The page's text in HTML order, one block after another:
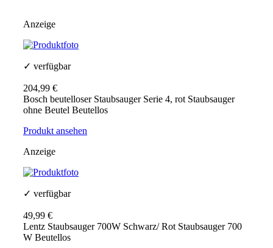
Anzeige
✓ verfügbar
204,99 €
Bosch beutelloser Staubsauger Serie 4, rot Staubsauger
ohne Beutel Beutellos
Produkt ansehen
Anzeige
✓ verfügbar
49,99 €
Lentz Staubsauger 700W Schwarz/ Rot Staubsauger 700
W Beutellos